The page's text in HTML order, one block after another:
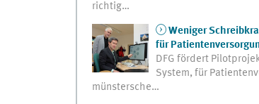
richtig…
Weniger
für
DFG fördert
System, für
münstersche…